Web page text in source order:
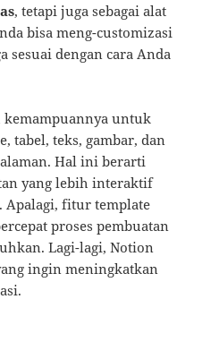
, tetapi juga sebagai alat
bisa meng-customizasi
sesuai dengan cara Anda
untuk
tabel, teks, gambar, dan
Hal ini berarti
yang lebih interaktif
Apalagi, fitur template
proses pembuatan
Lagi-lagi, Notion
ingin meningkatkan